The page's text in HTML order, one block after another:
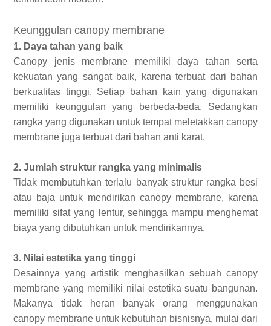
Keunggulan canopy membrane
1. Daya tahan yang baik
Canopy jenis membrane memiliki daya tahan serta
kekuatan yang sangat baik, karena terbuat dari bahan
berkualitas tinggi. Setiap bahan kain yang digunakan
memiliki keunggulan yang berbeda-beda. Sedangkan
rangka yang digunakan untuk tempat meletakkan canopy
membrane juga terbuat dari bahan anti karat.
2. Jumlah struktur rangka yang minimalis
Tidak membutuhkan terlalu banyak struktur rangka besi
atau baja untuk mendirikan canopy membrane, karena
memiliki sifat yang lentur, sehingga mampu menghemat
biaya yang dibutuhkan untuk mendirikannya.
3. Nilai estetika yang tinggi
Desainnya yang artistik menghasilkan sebuah canopy
membrane yang memiliki nilai estetika suatu bangunan.
Makanya tidak heran banyak orang menggunakan
canopy membrane untuk kebutuhan bisnisnya, mulai dari